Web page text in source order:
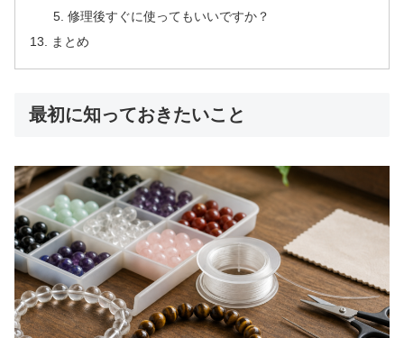
修理後すぐに使ってもいいですか？
まとめ
最初に知っておきたいこと